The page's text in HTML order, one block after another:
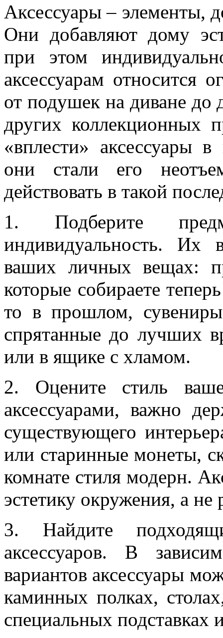
Аксессуары – элементы,
Они добавляют дому
при этом
аксессуарам относится
от подушек на диване до
других коллекционных
«вплести» аксессуары
они стали его
действовать в такой
1. Подберите
индивидуальность. Их
ваших личных вещах:
которые собираете
то в прошлом,
спрятанные до лучших
или в ящике с хламом.
2. Оцените стиль
аксессуарами, важно
существующего
или старинные монеты,
комнате стиля модерн.
эстетику окружения, а не
3. Найдите
аксессуаров. В
вариантов аксессуары
каминных полках,
специальных подставках